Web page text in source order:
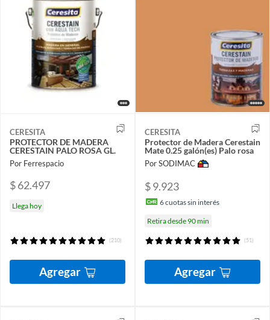
CERESITA
PROTECTOR DE MADERA
CERESTAIN PALO ROSA GL.
Por Ferrespacio
$ 62.497
Llega hoy
(210)
Agregar
CERESITA
Protector de Madera Cerestain
Mate 0.25 galón(es) Palo rosa
Por SODIMAC
$ 9.923
6cuotas sin interés
Retira desde 90 min
(51)
Agregar